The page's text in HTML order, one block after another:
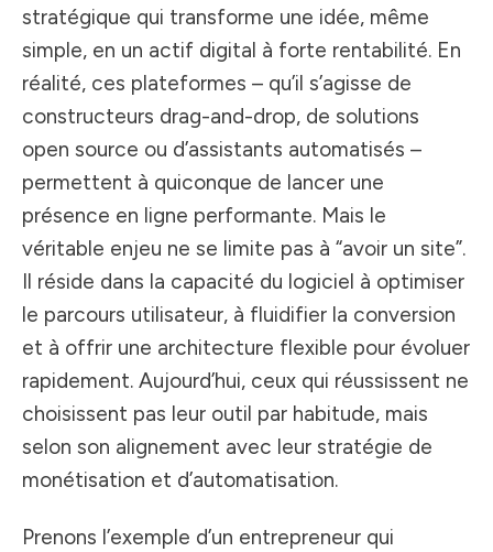
stratégique qui transforme une idée, même
simple, en un actif digital à forte rentabilité. En
réalité, ces plateformes – qu’il s’agisse de
constructeurs drag-and-drop, de solutions
open source ou d’assistants automatisés –
permettent à quiconque de lancer une
présence en ligne performante. Mais le
véritable enjeu ne se limite pas à “avoir un site”.
Il réside dans la capacité du logiciel à optimiser
le parcours utilisateur, à fluidifier la conversion
et à offrir une architecture flexible pour évoluer
rapidement. Aujourd’hui, ceux qui réussissent ne
choisissent pas leur outil par habitude, mais
selon son alignement avec leur stratégie de
monétisation et d’automatisation.
Prenons l’exemple d’un entrepreneur qui